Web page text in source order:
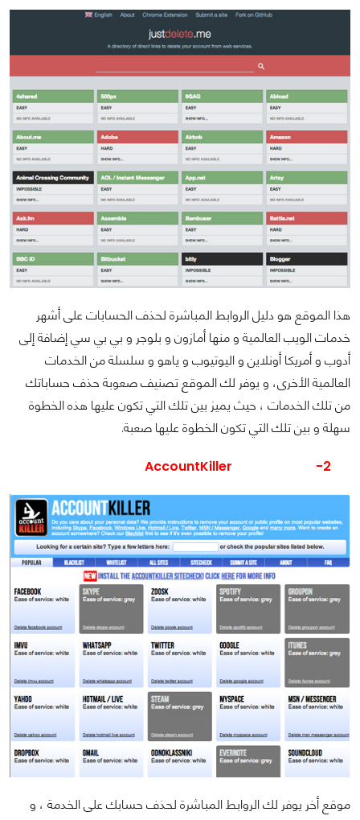
هذا الموقع هو دليل الروابط المباشرة لحذف الحسابات على أشهر
خدمات الويب العالمية و منها أمازون و بلوجر و بي بي سي إضافة إلى
أدوب و أمريكا أونلاين و اليوتيوب و ياهو و سلسلة من الخدمات
العالمية الأخرى، و يوفر لك الموقع تصنيف صعوبة حذف حساباتك
من تلك الخدمات ، حيث يميز بين تلك التي تكون عليها هذه الخطوة
سهلة و بين تلك التي تكون الخطوة عليها صعبة.
2-
AccountKiller
موقع أخر يوفر لك الروابط المباشرة لحذف حسابك على الخدمة ، و